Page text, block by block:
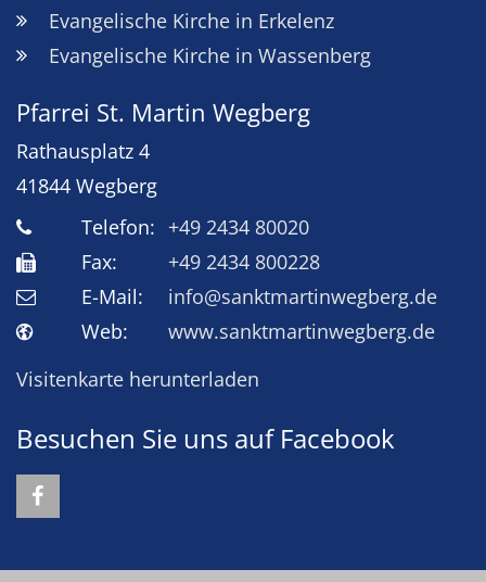
Evangelische Kirche in Erkelenz
Evangelische Kirche in Wassenberg
Pfarrei St. Martin Wegberg
Rathausplatz 4
41844 Wegberg
Telefon: +49 2434 80020
Fax:
+49 2434 800228
E-Mail:
info@sanktmartinwegberg.de
Web:
www.sanktmartinwegberg.de
Visitenkarte herunterladen
Besuchen Sie uns auf Facebook